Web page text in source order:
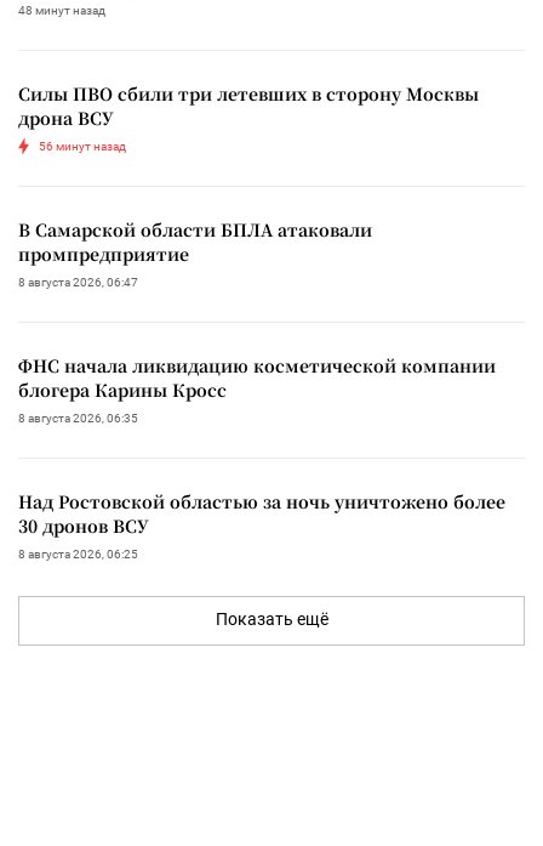
48 минут назад
Силы ПВО сбили три летевших в сторону Москвы
дрона ВСУ
56 минут назад
В Самарской области БПЛА атаковали
промпредприятие
8 августа 2026, 06:47
ФНС начала ликвидацию косметической компании
блогера Карины Кросс
8 августа 2026, 06:35
Над Ростовской областью за ночь уничтожено более
30 дронов ВСУ
8 августа 2026, 06:25
Показать ещё